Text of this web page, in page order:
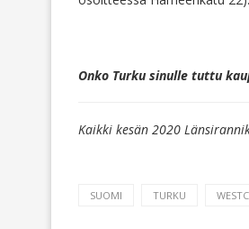
Onko Turku sinulle tuttu
Kaikki kesän 2020
SUOMI TURKU